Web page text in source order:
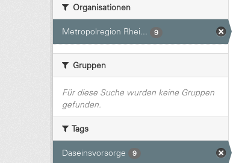
Organisationen
Metropolregion Rhei... 9
Gruppen
Für diese Suche wurden keine Gruppen
gefunden.
Tags
Daseinsvorsorge 9